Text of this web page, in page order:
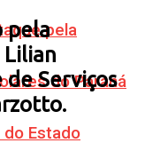
pela
do Paraná
Estado
pela
Lilian
Serviços